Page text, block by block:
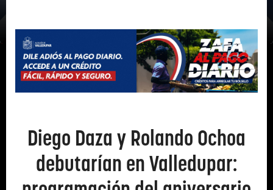
Diego Daza y Rolando Ochoa
debutarían en Valledupar: